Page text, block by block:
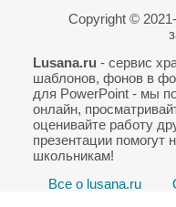
Copyright ©
Lusana.ru- сервис
шаблонов, фонов в
для PowerPoint - мы
онлайн,
оценивайте работу
презентации помогут
школьникам!
Все о lusana.ru